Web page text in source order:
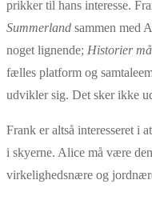
prikker til hans interesse.
Summerland sammen med
noget lignende; Historier
fælles platform og
udvikler sig. Det sker ikke
Frank er altså interesseret i
i skyerne. Alice må være
virkelighedsnære og